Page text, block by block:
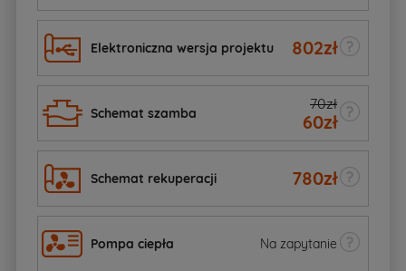
Elektroniczna wersja projektu 802zł
Schemat szamba
70zł
60zł
Schemat rekuperacji 780zł
Pompa ciepła Na zapytanie